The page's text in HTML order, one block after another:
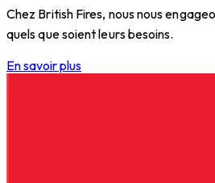
Chez British Fires, nous nous
quels que soient leurs besoins.
En savoir plus